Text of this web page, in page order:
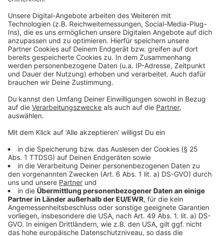
Mehr Informationen
Akzeptieren
powered byUsercentrics Consent
Management Platform
Manhattan ist von der Außenwelt abgeschnitten. Da
müssten sich die Täter doch finden lassen. Es sei
denn, die Polizisten aus Davis‘ Team spielen falsch.
Anzeige
©Copyright Metropolitan FilmExport
Die Täter können zunächst fliehen. Doch Manhattan
ist wenig später völlig abgeschottet.
Anzeige
©Copyright Metropolitan FilmExport
Wer spielt hier falsch? Detective Davis weiß nicht
mehr, wem er trauen kann...